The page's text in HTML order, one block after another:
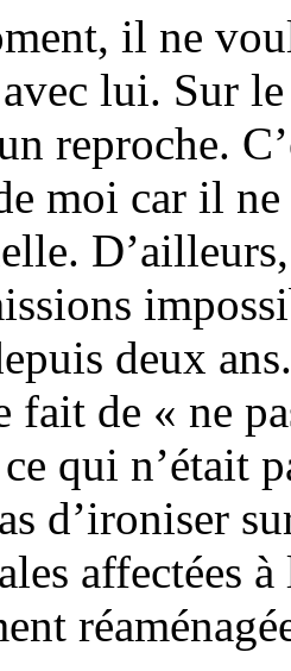
il ne
avec lui. Sur
reproche.
moi car il
deux
fait de « ne
qui n’était
d’ironiser
affectées